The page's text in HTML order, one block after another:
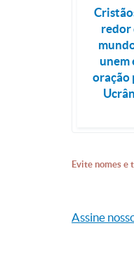
redor
unem
oração
Evite nomes e
Assine